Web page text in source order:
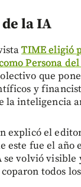
la IA
TIME eligió
Persona
que
y
la inteligencia
explicó el
este fue el año
volvió visible
todos